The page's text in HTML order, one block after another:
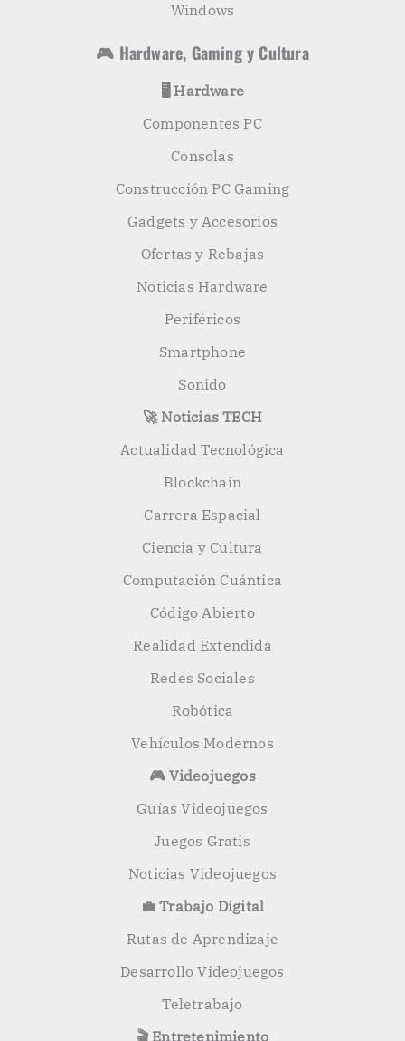
Windows
🎮 Hardware, Gaming y Cultura
🖥️ Hardware
Componentes PC
Consolas
Construcción PC Gaming
Gadgets y Accesorios
Ofertas y Rebajas
Noticias Hardware
Periféricos
Smartphone
Sonido
🚀 Noticias TECH
Actualidad Tecnológica
Blockchain
Carrera Espacial
Ciencia y Cultura
Computación Cuántica
Código Abierto
Realidad Extendida
Redes Sociales
Robótica
Vehículos Modernos
🎮 Videojuegos
Guías Videojuegos
Juegos Gratis
Noticias Videojuegos
💼 Trabajo Digital
Rutas de Aprendizaje
Desarrollo Videojuegos
Teletrabajo
🎬 Entretenimiento